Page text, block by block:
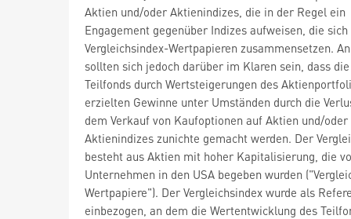
Aktien und/oder Aktienindizes, die in der Regel ein
Engagement gegenüber Indizes aufweisen, die sich
Vergleichsindex-Wertpapieren zusammensetzen.
sollten sich jedoch darüber im Klaren sein, dass
Teilfonds durch Wertsteigerungen des
erzielten Gewinne unter Umständen durch die
dem Verkauf von Kaufoptionen auf Aktien und/oder
Aktienindizes zunichte gemacht werden. Der
besteht aus Aktien mit hoher Kapitalisierung, die
Unternehmen in den USA begeben wurden
Wertpapiere"). Der Vergleichsindex wurde als
einbezogen, an dem die Wertentwicklung des